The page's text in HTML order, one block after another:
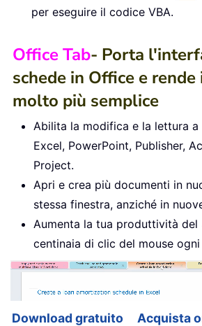
per eseguire il codice VBA.
Office Tab- Porta
schede in Office e
molto più semplice
Abilita la modifica e la lettura a
Excel, PowerPoint, Publisher,
Project.
Apri e crea più documenti in
stessa finestra, anziché in
Aumenta la tua produttività del
centinaia di clic del mouse
Download gratuito Acquista